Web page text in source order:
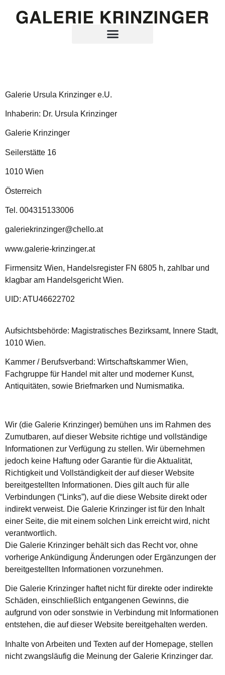
Galerie Ursula Krinzinger e.U.
Inhaberin: Dr. Ursula Krinzinger
Galerie Krinzinger
Seilerstätte 16
1010 Wien
Österreich
Tel. 004315133006
galeriekrinzinger@chello.at
www.galerie-krinzinger.at
Firmensitz Wien, Handelsregister FN 6805 h, zahlbar und
klagbar am Handelsgericht Wien.
UID: ATU46622702
Aufsichtsbehörde: Magistratisches Bezirksamt, Innere Stadt,
1010 Wien.
Kammer / Berufsverband: Wirtschaftskammer Wien,
Fachgruppe für Handel mit alter und moderner Kunst,
Antiquitäten, sowie Briefmarken und Numismatika.
Wir (die Galerie Krinzinger) bemühen uns im Rahmen des
Zumutbaren, auf dieser Website richtige und vollständige
Informationen zur Verfügung zu stellen. Wir übernehmen
jedoch keine Haftung oder Garantie für die Aktualität,
Richtigkeit und Vollständigkeit der auf dieser Website
bereitgestellten Informationen. Dies gilt auch für alle
Verbindungen (“Links”), auf die diese Website direkt oder
indirekt verweist. Die Galerie Krinzinger ist für den Inhalt
einer Seite, die mit einem solchen Link erreicht wird, nicht
verantwortlich.
Die Galerie Krinzinger behält sich das Recht vor, ohne
vorherige Ankündigung Änderungen oder Ergänzungen der
bereitgestellten Informationen vorzunehmen.
Die Galerie Krinzinger haftet nicht für direkte oder indirekte
Schäden, einschließlich entgangenen Gewinns, die
aufgrund von oder sonstwie in Verbindung mit Informationen
entstehen, die auf dieser Website bereitgehalten werden.
Inhalte von Arbeiten und Texten auf der Homepage, stellen
nicht zwangsläufig die Meinung der Galerie Krinzinger dar.